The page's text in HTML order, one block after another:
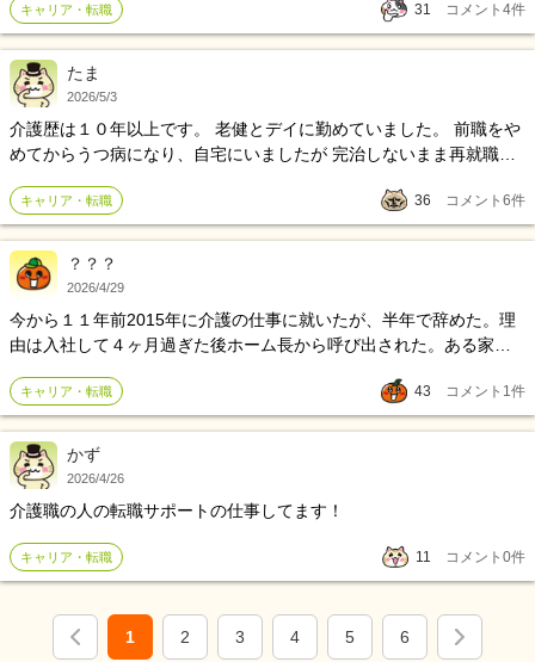
16時〜翌朝9時・休憩3.5時間）に転職するか迷っています。 お金と
時間がほしくての転職ですが、 実際はどうなんでしょうか。。 給料
は数万円上がります。
キャリア・転職 31 コメント 4件
たま
2026/5/3
介護歴は１０年以上です。 老健とデイに勤めていました。 前職をや
めてからうつ病になり、自宅にいましたが 完治しないまま再就職し
未遂もしました もうすぐ３ヶ月たちますが、利用者様の名前が中々
覚えられません。鬱になる前まではそんな事はなかつたのですが、
薬の影響は関係ありますでしょうか？
キャリア・転職 36 コメント 6件
？？？
2026/4/29
今から１１年前2015年に介護の仕事に就いたが、半年で辞めた。理
由は入社して４ヶ月過ぎた後ホーム長から呼び出された。ある家族
れた。一ヶ月後に再び業務を再開することができた。しかし勤務態
度が悪く、横柄な行動をしたためホーム長やマネージャー・副ホー
ム長・統括に呼び出されて解雇になった。その後、転職活動に失敗
し１年半無職だった。
キャリア・転職 43 コメント 1件
かず
2026/4/26
介護職の人の転職サポートの仕事してます！
キャリア・転職 11 コメント 0件
1 2 3 4 5 6